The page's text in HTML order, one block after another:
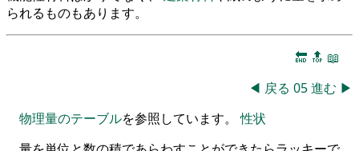
られるものもあります。
🔚 🔝 📖
◀ 戻る 05進む ▶
物理量のテーブルを参照しています。性状